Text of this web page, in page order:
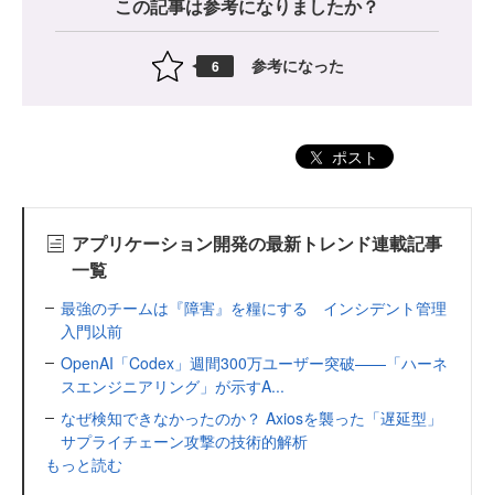
この記事は参考になりましたか？
6 参考になった
ポスト
アプリケーション開発の最新トレンド連載記事
一覧
最強のチームは『障害』を糧にする インシデント管理
入門以前
OpenAI「Codex」週間300万ユーザー突破——「ハーネ
スエンジニアリング」が示すA...
なぜ検知できなかったのか？ Axiosを襲った「遅延型」
サプライチェーン攻撃の技術的解析
もっと読む